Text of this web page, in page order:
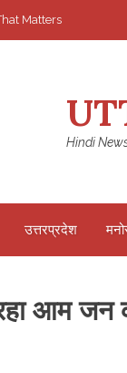
Matters
Hindi
उत्तरप्रदेश
आम जन